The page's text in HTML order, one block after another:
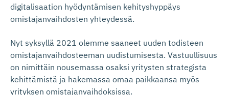
digitalisaation hyödyntämisen kehityshyppäys
omistajanvaihdosten yhteydessä.
Nyt syksyllä 2021 olemme saaneet uuden todisteen
omistajanvaihdosteeman uudistumisesta. Vastuullisuus
on nimittäin nousemassa osaksi yritysten strategista
kehittämistä ja hakemassa omaa paikkaansa myös
yrityksen omistajanvaihdoksissa.